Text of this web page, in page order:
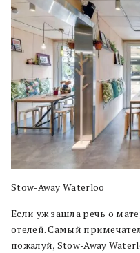
Stow-Away Waterloo
Если уж зашла речь о
отелей. Самый
пожалуй, Stow-Away